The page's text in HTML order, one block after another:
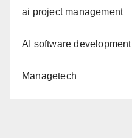
ai project management
AI software development
Managetech